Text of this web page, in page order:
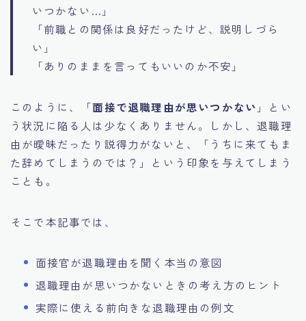
いつかない…」
「前職との関係は良好だったけど、説明しづら
い」
「ありのままを言ってもいいのか不安」
このように、「面接で退職理由が思いつかない 」とい
う状況に陥る人は少なくありません。しかし、退職理
由が曖昧だったり説得力がないと、「うちに来てもま
た辞めてしまうのでは？」という印象を与えてしまう
ことも。
そこで本記事では、
面接官が退職理由を聞く本当の意図
退職理由が思いつかないときの考え方のヒント
実際に使える前向きな退職理由の例文